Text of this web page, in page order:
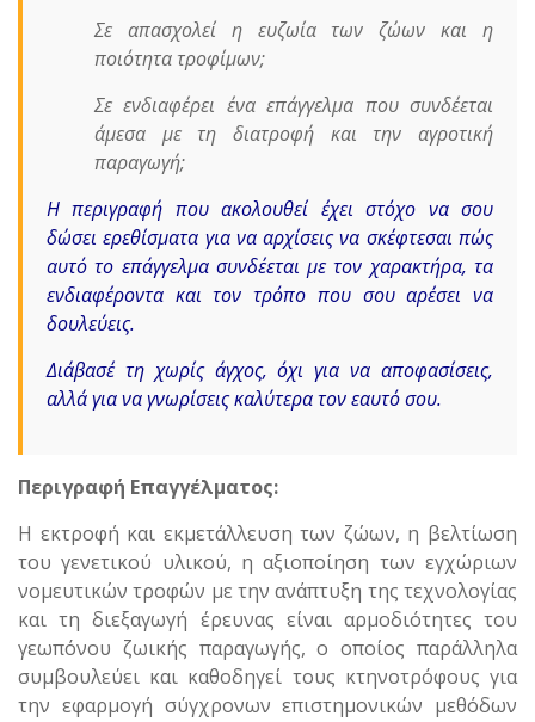
Σε απασχολεί η ευζωία των ζώων και η
ποιότητα τροφίμων;
Σε ενδιαφέρει ένα επάγγελμα που συνδέεται
άμεσα με τη διατροφή και την αγροτική
παραγωγή;
Η περιγραφή που ακολουθεί έχει στόχο να σου
δώσει ερεθίσματα για να αρχίσεις να σκέφτεσαι πώς
αυτό το επάγγελμα συνδέεται με τον χαρακτήρα, τα
ενδιαφέροντα και τον τρόπο που σου αρέσει να
δουλεύεις.
Διάβασέ τη χωρίς άγχος, όχι για να αποφασίσεις,
αλλά για να γνωρίσεις καλύτερα τον εαυτό σου.
Περιγραφή Επαγγέλματος:
Η εκτροφή και εκμετάλλευση των ζώων, η βελτίωση
του γενετικού υλικού, η αξιοποίηση των εγχώριων
νομευτικών τροφών με την ανάπτυξη της τεχνολογίας
και τη διεξαγωγή έρευνας είναι αρμοδιότητες του
γεωπόνου ζωικής παραγωγής, ο οποίος παράλληλα
συμβουλεύει και καθοδηγεί τους κτηνοτρόφους για
την εφαρμογή σύγχρονων επιστημονικών μεθόδων